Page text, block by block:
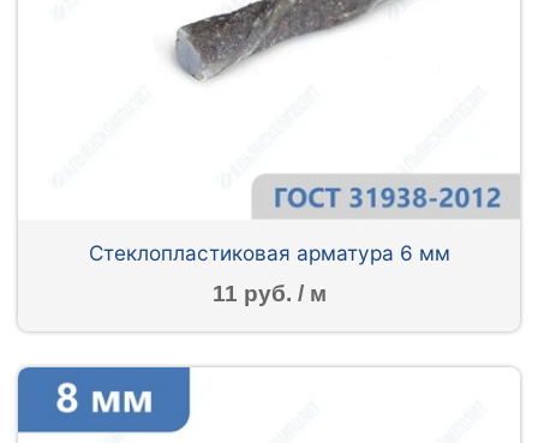
Стеклопластиковая арматура 6 мм
11 руб. / м